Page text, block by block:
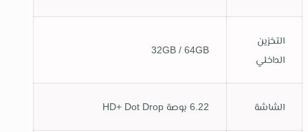
التخزين
الداخلي
32GB / 64GB
الشاشة 6.22 بوصة HD+ Dot Drop